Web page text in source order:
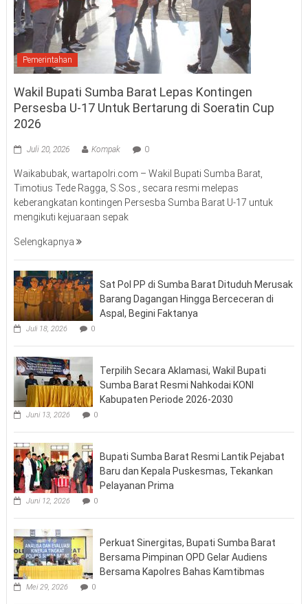
Pemerintahan
Wakil Bupati Sumba Barat Lepas Kontingen
Persesba U-17 Untuk Bertarung di Soeratin Cup
2026
Juli 20, 2026 Kompak 0
Waikabubak, wartapolri.com – Wakil Bupati Sumba Barat,
Timotius Tede Ragga, S.Sos., secara resmi melepas
keberangkatan kontingen Persesba Sumba Barat U-17 untuk
mengikuti kejuaraan sepak
Selengkapnya
Sat Pol PP di Sumba Barat Dituduh Merusak
Barang Dagangan Hingga Berceceran di
Aspal, Begini Faktanya
Juli 18, 2026 0
Terpilih Secara Aklamasi, Wakil Bupati
Sumba Barat Resmi Nahkodai KONI
Kabupaten Periode 2026-2030
Juni 13, 2026 0
Bupati Sumba Barat Resmi Lantik Pejabat
Baru dan Kepala Puskesmas, Tekankan
Pelayanan Prima
Juni 12, 2026 0
Perkuat Sinergitas, Bupati Sumba Barat
Bersama Pimpinan OPD Gelar Audiens
Bersama Kapolres Bahas Kamtibmas
Mei 29, 2026 0